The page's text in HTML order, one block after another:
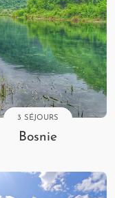
3 SÉJOURS
Bosnie